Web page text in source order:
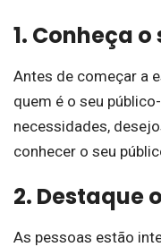
1. Conheça
Antes de começar a
quem é o seu
necessidades,
conhecer o seu
2. Destaque
As pessoas estão